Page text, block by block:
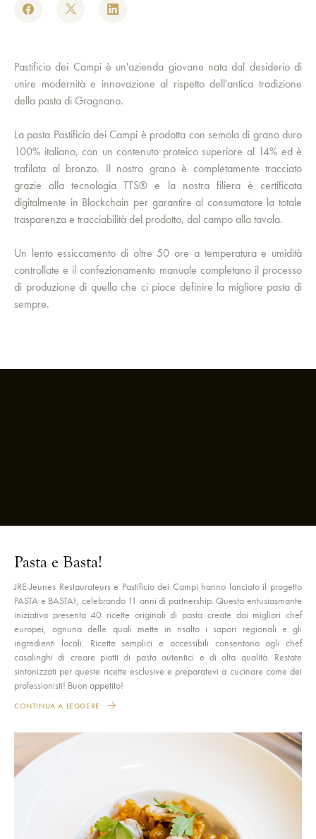
Pastificio dei Campi è un'azienda giovane nata dal desiderio di
unire modernità e innovazione al rispetto dell'antica tradizione
della pasta di Gragnano.
La pasta Pastificio dei Campi è prodotta con semola di grano duro
100% italiano, con un contenuto proteico superiore al 14% ed è
trafilata al bronzo. Il nostro grano è completamente tracciato
grazie alla tecnologia TTS® e la nostra filiera è certificata
digitalmente in Blockchain per garantire al consumatore la totale
trasparenza e tracciabilità del prodotto, dal campo alla tavola.
Un lento essiccamento di oltre 50 ore a temperatura e umidità
controllate e il confezionamento manuale completano il processo
di produzione di quella che ci piace definire la migliore pasta di
sempre.
Pasta e Basta!
JRE-Jeunes Restaurateurs e Pastificio dei Campi hanno lanciato il progetto
PASTA e BASTA!, celebrando 11 anni di partnership. Questa entusiasmante
iniziativa presenta 40 ricette originali di pasta create dai migliori chef
europei, ognuna delle quali mette in risalto i sapori regionali e gli
ingredienti locali. Ricette semplici e accessibili consentono agli chef
casalinghi di creare piatti di pasta autentici e di alta qualità. Restate
sintonizzati per queste ricette esclusive e preparatevi a cucinare come dei
professionisti! Buon appetito!
CONTINUA A LEGGERE